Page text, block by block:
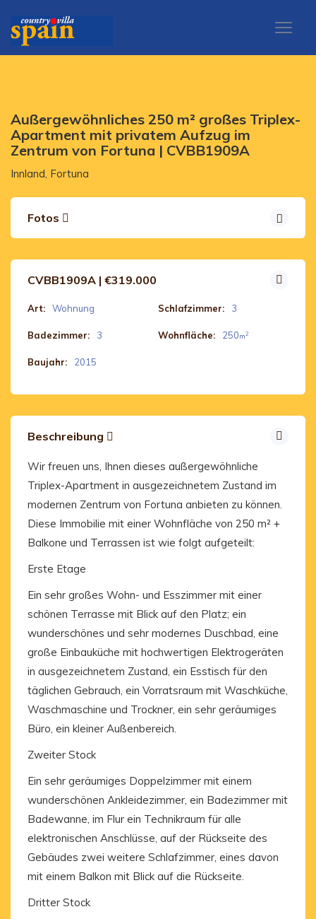
Außergewöhnliches 250 m² großes Triplex-
Apartment mit privatem Aufzug im
Zentrum von Fortuna | CVBB1909A
Innland, Fortuna
Fotos
CVBB1909A | €319.000
Art: Wohnung Schlafzimmer: 3
Badezimmer: 3 Wohnfläche: 250m2
Baujahr: 2015
Beschreibung
Wir freuen uns, Ihnen dieses außergewöhnliche
Triplex-Apartment in ausgezeichnetem Zustand im
modernen Zentrum von Fortuna anbieten zu können.
Diese Immobilie mit einer Wohnfläche von 250 m² +
Balkone und Terrassen ist wie folgt aufgeteilt:
Erste Etage
Ein sehr großes Wohn- und Esszimmer mit einer
schönen Terrasse mit Blick auf den Platz; ein
wunderschönes und sehr modernes Duschbad, eine
große Einbauküche mit hochwertigen Elektrogeräten
in ausgezeichnetem Zustand, ein Esstisch für den
täglichen Gebrauch, ein Vorratsraum mit Waschküche,
Waschmaschine und Trockner, ein sehr geräumiges
Büro, ein kleiner Außenbereich.
Zweiter Stock
Ein sehr geräumiges Doppelzimmer mit einem
wunderschönen Ankleidezimmer, ein Badezimmer mit
Badewanne, im Flur ein Technikraum für alle
elektronischen Anschlüsse, auf der Rückseite des
Gebäudes zwei weitere Schlafzimmer, eines davon
mit einem Balkon mit Blick auf die Rückseite.
Dritter Stock